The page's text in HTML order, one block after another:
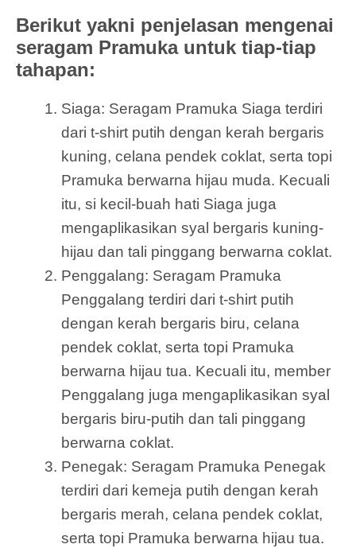
Berikut yakni penjelasan mengenai
seragam Pramuka untuk tiap-tiap
tahapan:
Siaga: Seragam Pramuka Siaga terdiri
dari t-shirt putih dengan kerah bergaris
kuning, celana pendek coklat, serta topi
Pramuka berwarna hijau muda. Kecuali
itu, si kecil-buah hati Siaga juga
mengaplikasikan syal bergaris kuning-
hijau dan tali pinggang berwarna coklat.
Penggalang: Seragam Pramuka
Penggalang terdiri dari t-shirt putih
dengan kerah bergaris biru, celana
pendek coklat, serta topi Pramuka
berwarna hijau tua. Kecuali itu, member
Penggalang juga mengaplikasikan syal
bergaris biru-putih dan tali pinggang
berwarna coklat.
Penegak: Seragam Pramuka Penegak
terdiri dari kemeja putih dengan kerah
bergaris merah, celana pendek coklat,
serta topi Pramuka berwarna hijau tua.